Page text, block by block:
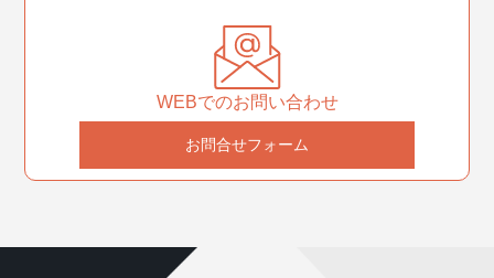
WEBでのお問い合わせ
お問合せフォーム